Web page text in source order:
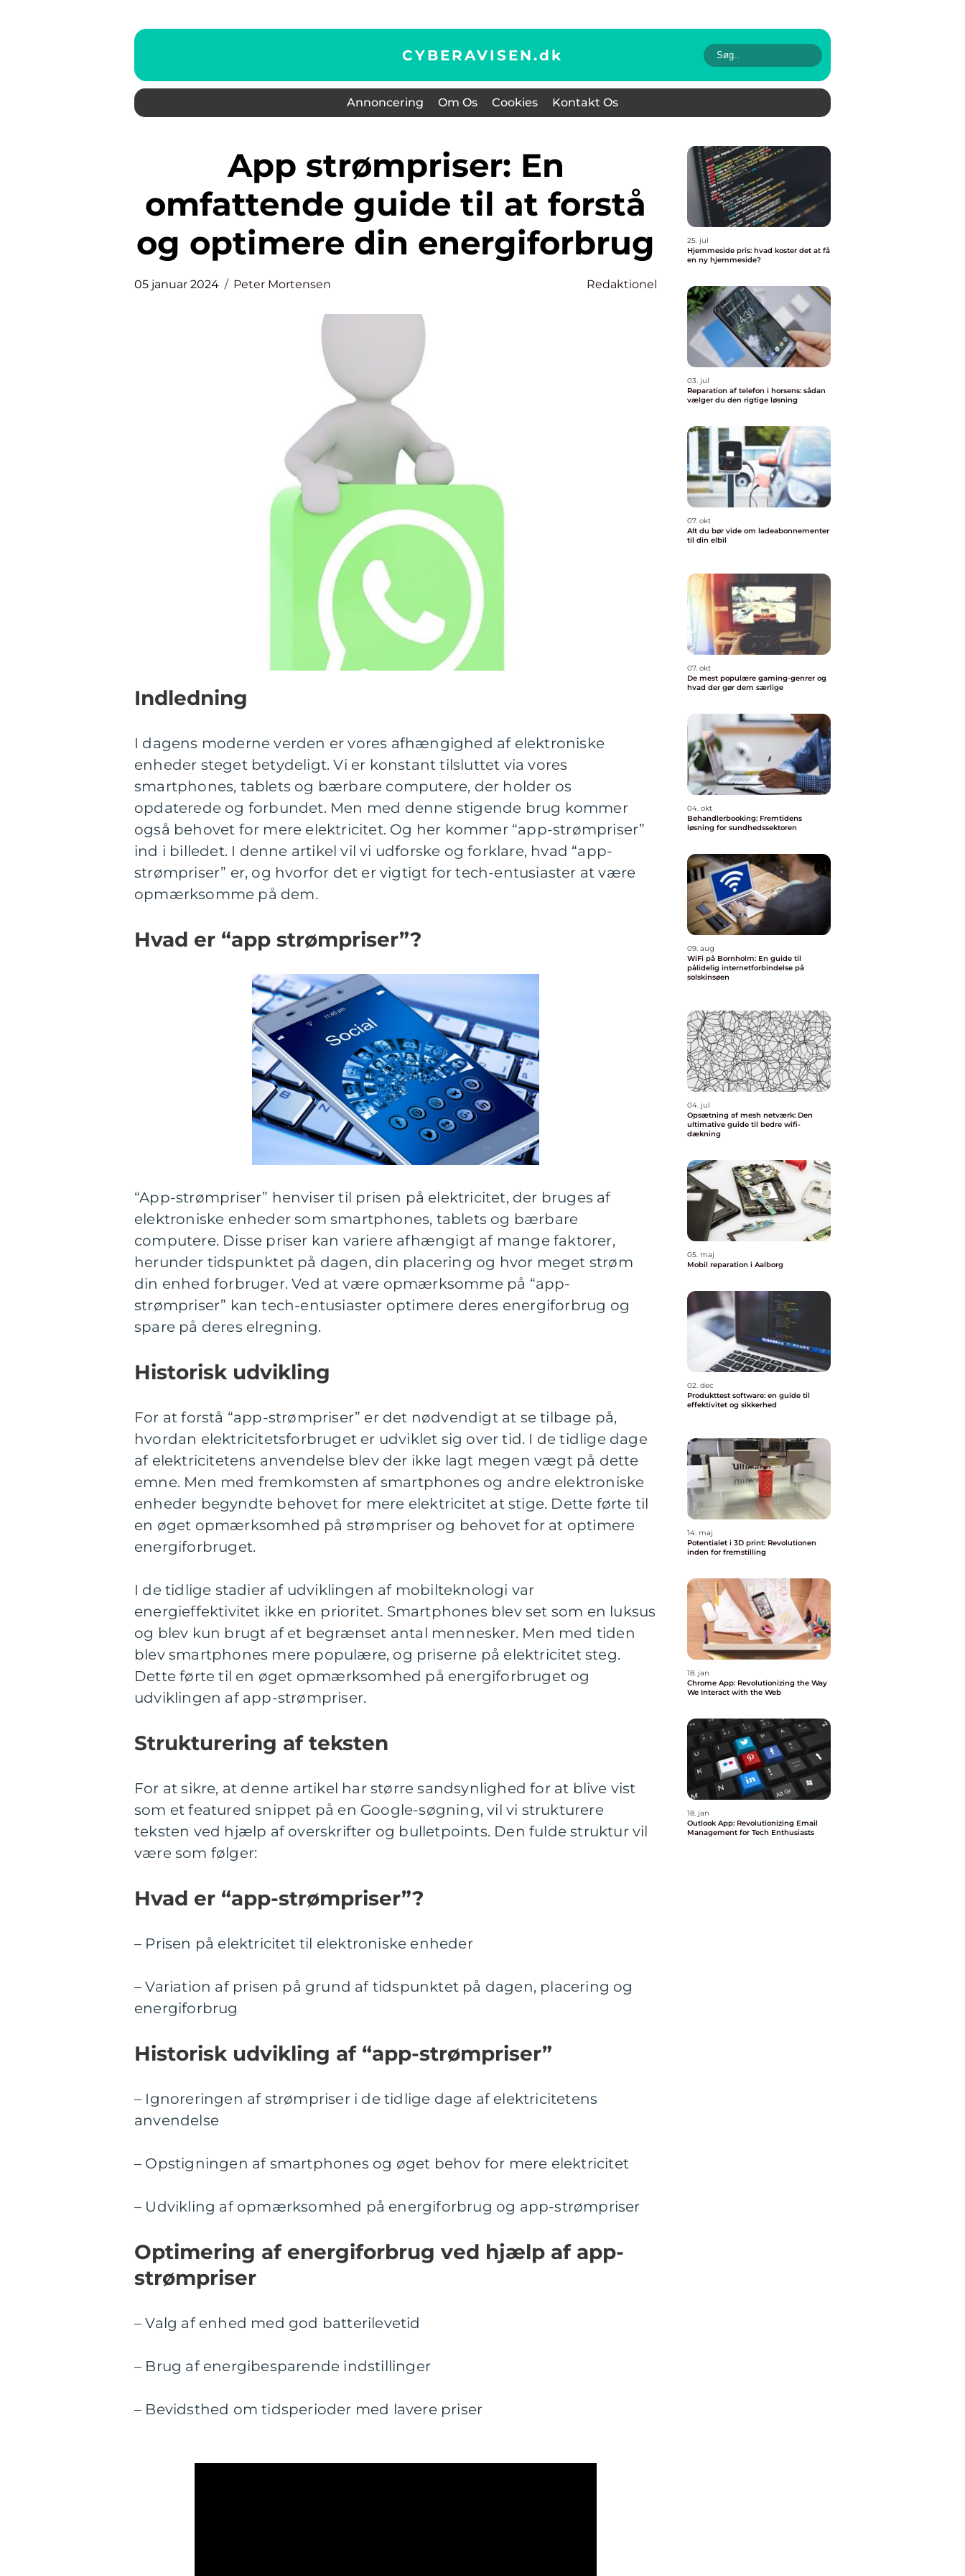
CYBERAVISEN.dk
Annoncering Om Os Cookies Kontakt Os
App strømpriser: En
omfattende guide til at forstå
og optimere din energiforbrug
05 januar 2024 Peter Mortensen Redaktionel
Indledning
I dagens moderne verden er vores afhængighed af elektroniske
enheder steget betydeligt. Vi er konstant tilsluttet via vores
smartphones, tablets og bærbare computere, der holder os
opdaterede og forbundet. Men med denne stigende brug kommer
også behovet for mere elektricitet. Og her kommer “app-strømpriser”
ind i billedet. I denne artikel vil vi udforske og forklare, hvad “app-
strømpriser” er, og hvorfor det er vigtigt for tech-entusiaster at være
opmærksomme på dem.
Hvad er “app strømpriser”?
“App-strømpriser” henviser til prisen på elektricitet, der bruges af
elektroniske enheder som smartphones, tablets og bærbare
computere. Disse priser kan variere afhængigt af mange faktorer,
herunder tidspunktet på dagen, din placering og hvor meget strøm
din enhed forbruger. Ved at være opmærksomme på “app-
strømpriser” kan tech-entusiaster optimere deres energiforbrug og
spare på deres elregning.
Historisk udvikling
For at forstå “app-strømpriser” er det nødvendigt at se tilbage på,
hvordan elektricitetsforbruget er udviklet sig over tid. I de tidlige dage
af elektricitetens anvendelse blev der ikke lagt megen vægt på dette
emne. Men med fremkomsten af smartphones og andre elektroniske
enheder begyndte behovet for mere elektricitet at stige. Dette førte til
en øget opmærksomhed på strømpriser og behovet for at optimere
energiforbruget.
I de tidlige stadier af udviklingen af mobilteknologi var
energieffektivitet ikke en prioritet. Smartphones blev set som en luksus
og blev kun brugt af et begrænset antal mennesker. Men med tiden
blev smartphones mere populære, og priserne på elektricitet steg.
Dette førte til en øget opmærksomhed på energiforbruget og
udviklingen af app-strømpriser.
Strukturering af teksten
For at sikre, at denne artikel har større sandsynlighed for at blive vist
som et featured snippet på en Google-søgning, vil vi strukturere
teksten ved hjælp af overskrifter og bulletpoints. Den fulde struktur vil
være som følger:
Hvad er “app-strømpriser”?
– Prisen på elektricitet til elektroniske enheder
– Variation af prisen på grund af tidspunktet på dagen, placering og
energiforbrug
Historisk udvikling af “app-strømpriser”
– Ignoreringen af strømpriser i de tidlige dage af elektricitetens
anvendelse
– Opstigningen af smartphones og øget behov for mere elektricitet
– Udvikling af opmærksomhed på energiforbrug og app-strømpriser
Optimering af energiforbrug ved hjælp af app-
strømpriser
– Valg af enhed med god batterilevetid
– Brug af energibesparende indstillinger
– Bevidsthed om tidsperioder med lavere priser
25. jul
Hjemmeside pris: hvad koster det at få
en ny hjemmeside?
03. jul
Reparation af telefon i horsens: sådan
vælger du den rigtige løsning
07. okt
Alt du bør vide om ladeabonnementer
til din elbil
07. okt
De mest populære gaming-genrer og
hvad der gør dem særlige
04. okt
Behandlerbooking: Fremtidens
løsning for sundhedssektoren
09. aug
WiFi på Bornholm: En guide til
pålidelig internetforbindelse på
solskinsøen
04. jul
Opsætning af mesh netværk: Den
ultimative guide til bedre wifi-
dækning
05. maj
Mobil reparation i Aalborg
02. dec
Produkttest software: en guide til
effektivitet og sikkerhed
14. maj
Potentialet i 3D print: Revolutionen
inden for fremstilling
18. jan
Chrome App: Revolutionizing the Way
We Interact with the Web
18. jan
Outlook App: Revolutionizing Email
Management for Tech Enthusiasts